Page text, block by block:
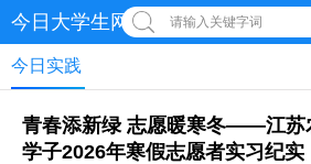
今日大学生网-【官网】请输入关键字词
今日实践
青春添新绿 志愿暖寒冬——江苏
学子2026年寒假志愿者实习纪实